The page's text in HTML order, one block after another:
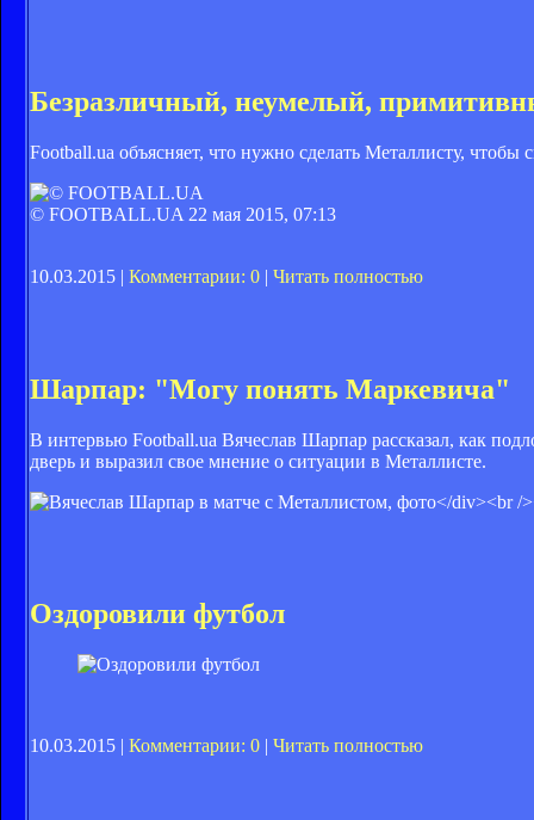
Безразличный, неумелый,
Football.ua объясняет, что нужно сделать Металлисту,
© FOOTBALL.UA 22 мая 2015, 07:13
10.03.2015 | Комментарии: 0 | Читать полностью
Шарпар: "Могу понять Маркевича"
В интервью Football.ua Вячеслав Шарпар рассказал, как
дверь и выразил свое мнение о ситуации в Металлисте.
Оздоровили футбол
10.03.2015 | Комментарии: 0 | Читать полностью